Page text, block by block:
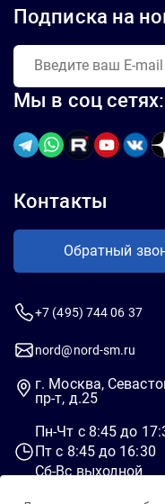
Подписка на
Мы в соц сетях:
Контакты
Обратный
+7 (495) 744 06 37
nord@nord-sm.ru
г. Москва,
пр-т, д.25
Пн-Чт c 8:45 до
Пт c 8:45 до 16:30
Сб-Вс выходной